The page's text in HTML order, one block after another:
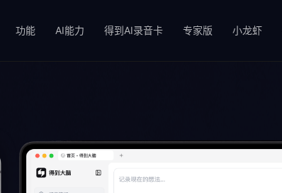
功能 AI能力 得到AI录音卡 专家版 小龙虾